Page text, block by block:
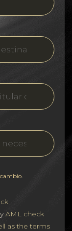
AML check
as the terms